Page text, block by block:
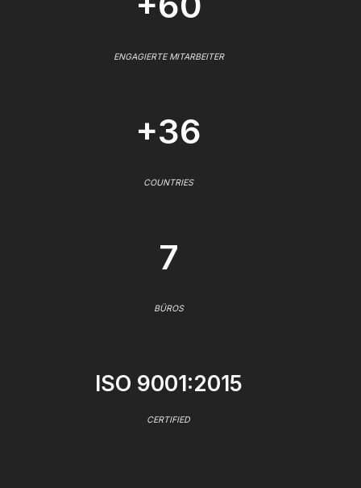
ENGAGIERTE MITARBEITER
+36
COUNTRIES
7
BÜROS
ISO 9001:2015
CERTIFIED